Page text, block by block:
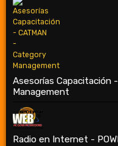
Asesorías Capacitación
Management
Radio en Internet -